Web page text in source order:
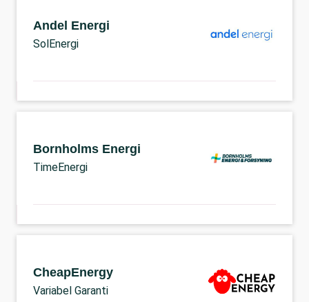
Andel Energi
SolEnergi
Bornholms Energi
TimeEnergi
CheapEnergy
Variabel Garanti